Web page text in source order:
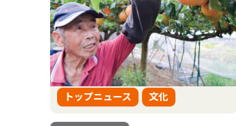
トップニュース 文化